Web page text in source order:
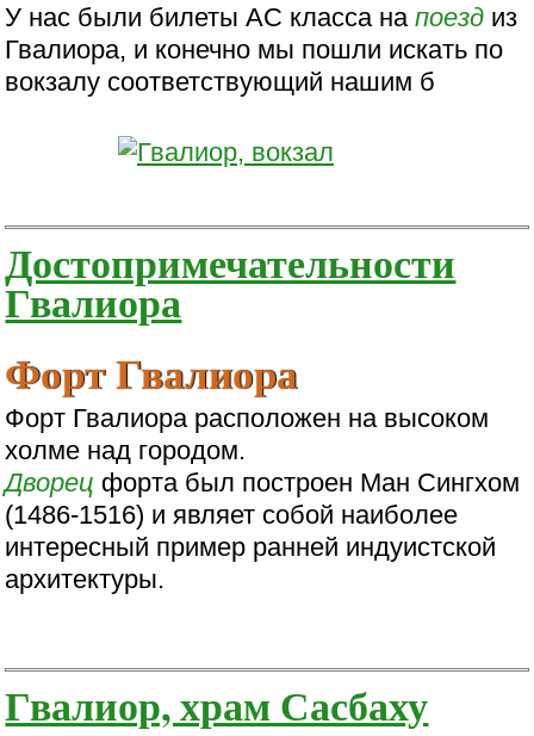
У нас были билеты АС класса напоезд из
Гвалиора, и конечно мы пошли искать по
вокзалу соответствующий нашим б
Достопримечательности
Гвалиора
Форт Гвалиора
Форт Гвалиора расположен на высоком
холме над городом.
Дворец форта был построен Ман Сингхом
(1486-1516) и являет собой наиболее
интересный пример ранней индуистской
архитектуры.
Гвалиор, храм Сасбаху